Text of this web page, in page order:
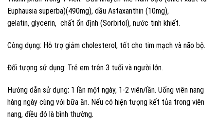
Euphausia superba)(490mg), dầu Astaxanthin (10mg),
gelatin, glycerin, chất ổn định (Sorbitol), nước tinh khiết.
Công dụng: Hỗ trợ giảm cholesterol, tốt cho tim mạch và não bộ.
Đối tượng sử dụng: Trẻ em trên 3 tuổi và người lớn.
Hướng dẫn sử dụng: 1 lần một ngày, 1-2 viên/lần. Uống viên nang
hàng ngày cùng với bữa ăn. Nếu có hiện tượng kết tủa trong viên
nang, điều đó là bình thường.